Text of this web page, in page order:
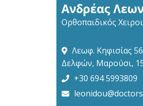
Ανδρέας
Ορθοπαιδικός
Λεωφ. Κηφισίας
Δελφών, Μαρούσι,
+30 694 5993809